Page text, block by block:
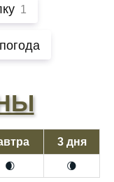
1
3 дня
🌒 🌘